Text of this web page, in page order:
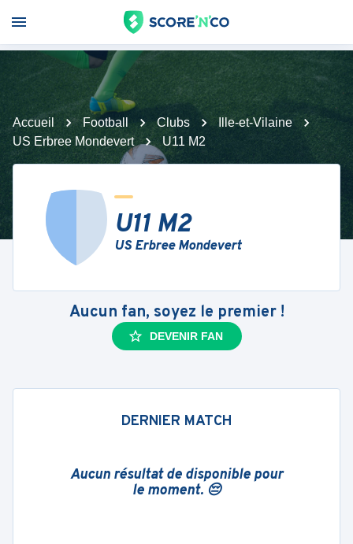
Accueil Football Clubs
Ille-et-Vilaine
US Erbree Mondevert
U11 M2
U11 M2
US Erbree Mondevert
Aucun fan, soyez le premier !
DEVENIR FAN
DERNIER MATCH
Aucun résultat de disponible pour
le moment. 😔